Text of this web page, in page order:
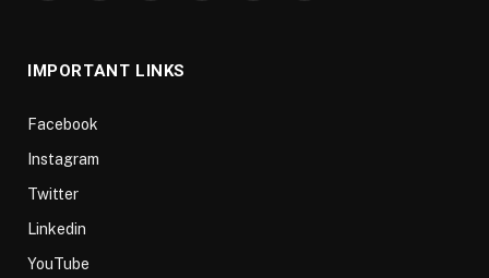
IMPORTANT LINKS
Facebook
Instagram
Twitter
Linkedin
YouTube